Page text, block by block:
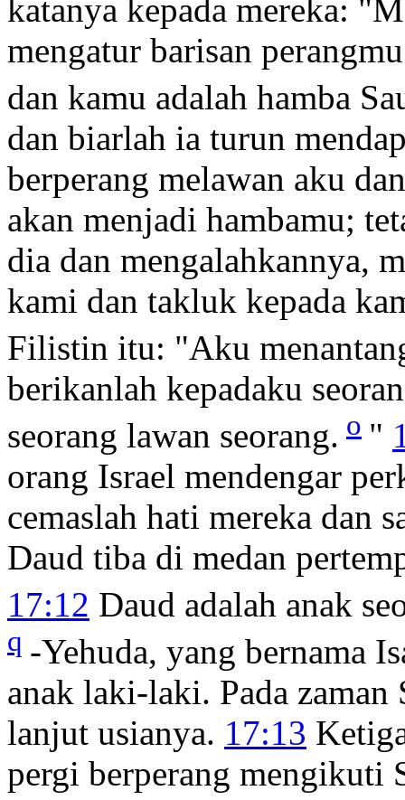
katanya kepada mereka:
mengatur barisan
dan kamu adalah hamba
dan biarlah ia turun
berperang melawan aku
akan menjadi hambamu;
dia dan mengalahkannya,
kami dan takluk kepada
Filistin itu: "Aku
berikanlah kepadaku
seorang lawan seorang. o "
orang Israel mendengar
cemaslah hati mereka dan
Daud tiba di medan
17:12 Daud adalah anak
q -Yehuda, yang bernama
anak laki-laki. Pada
lanjut usianya. 17:13
pergi berperang mengikuti